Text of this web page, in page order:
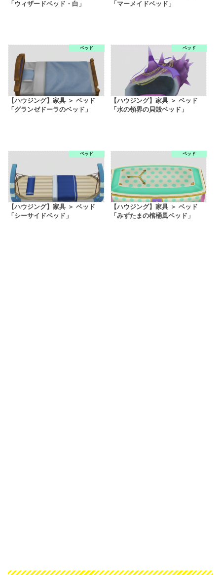
「ウィザードベッド・白」
「マーメイドベッド」
ベッド
【ハウジング】家具 ＞ ベッド
「グランゼドーラのベッド」
ベッド
【ハウジング】家具 ＞ ベッド
「水の領界の貝殻ベッド」
ベッド
【ハウジング】家具 ＞ ベッド
「シーサイドベッド」
ベッド
【ハウジング】家具 ＞ ベッド
「みずたまの棺桶風ベッド」